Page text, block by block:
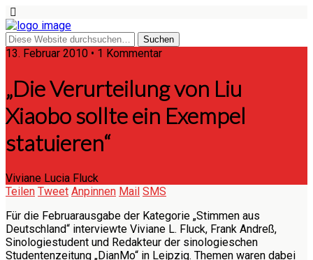
13. Februar 2010 • 1 Kommentar
„Die Verurteilung von Liu
Xiaobo sollte ein Exempel
statuieren“
Viviane Lucia Fluck
Teilen Tweet Anpinnen Mail SMS
Für die Februarausgabe der Kategorie „Stimmen aus
Deutschland“ interviewte Viviane L. Fluck, Frank Andreß,
Sinologiestudent und Redakteur der sinologieschen
Studentenzeitung „DianMo“ in Leipzig. Themen waren dabei